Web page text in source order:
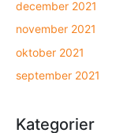
december 2021
november 2021
oktober 2021
september 2021
Kategorier